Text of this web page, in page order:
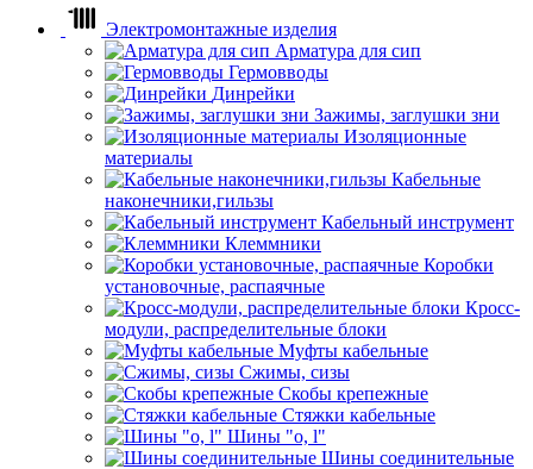
Электромонтажные изделия
Арматура для сип
Гермовводы
Динрейки
Зажимы, заглушки зни
Изоляционные
материалы
Кабельные
наконечники,гильзы
Кабельный инструмент
Клеммники
Коробки
установочные, распаячные
Кросс-
модули, распределительные блоки
Муфты кабельные
Сжимы, сизы
Скобы крепежные
Стяжки кабельные
Шины "o, l"
Шины соединительные